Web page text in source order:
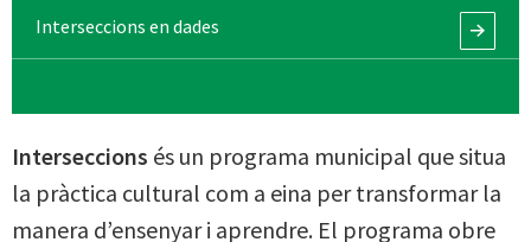
Interseccions en dades
Interseccions és un programa municipal que situa
la pràctica cultural com a eina per transformar la
manera d’ensenyar i aprendre. El programa obre